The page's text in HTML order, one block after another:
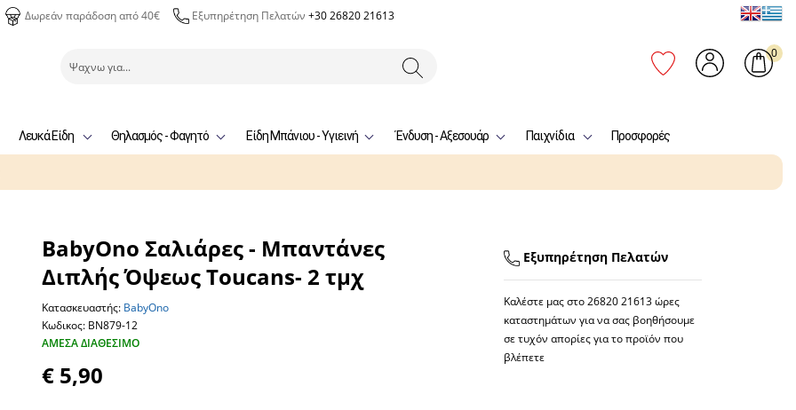
Δωρεάν παράδοση από 40€ Εξυπηρέτηση Πελατών +30 26820 21613
0
Λευκά Είδη Θηλασμός - Φαγητό Είδη Μπάνιου - Υγιεινή Ένδυση - Αξεσουάρ Παιχνίδια Προσφορές
BabyOno Σαλιάρες - Μπαντάνες
Διπλής Όψεως Toucans- 2 τμχ
Κατασκευαστής: BabyOno
Κωδικος: BN879-12
ΆΜΕΣΑ ΔΙΑΘΈΣΙΜΟ
€ 5,90
Εξυπηρέτηση Πελατών
Καλέστε μας στο26820 21613ώρες
καταστημάτων για να σας βοηθήσουμε
σε τυχόν απορίες για το προϊόν που
βλέπετε